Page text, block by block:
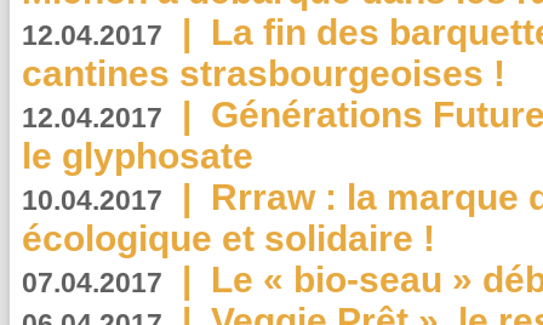
12.04.2017 | La fin des
cantines strasbourgeoises !
12.04.2017 | Générations
le glyphosate
10.04.2017 | Rrraw : la marque
écologique et solidaire !
07.04.2017 | Le « bio-seau »